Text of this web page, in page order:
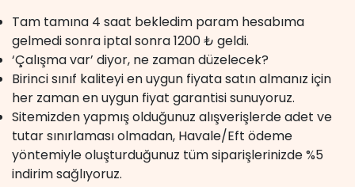
Tam tamına 4 saat bekledim param hesabıma
gelmedi sonra iptal sonra 1200 ₺ geldi.
‘Çalışma var’ diyor, ne zaman düzelecek?
Birinci sınıf kaliteyi en uygun fiyata satın almanız için
her zaman en uygun fiyat garantisi sunuyoruz.
Sitemizden yapmış olduğunuz alışverişlerde adet ve
tutar sınırlaması olmadan, Havale/Eft ödeme
yöntemiyle oluşturduğunuz tüm siparişlerinizde %5
indirim sağlıyoruz.